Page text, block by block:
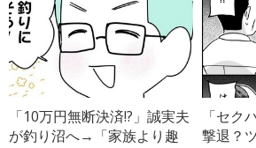
「10万円無断決済!?」誠実夫
が釣り沼へ→「家族より趣
「セク
撃退？